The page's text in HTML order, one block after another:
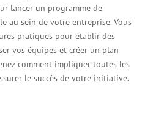
lancer un programme de
au sein de votre entreprise. Vous
pratiques pour établir des
vos équipes et créer un plan
comment impliquer toutes les
le succès de votre initiative.